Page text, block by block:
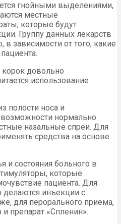
гнойными выделениями,
местные
которые будут
Группу данных лекарств
зависимости от того, какие
довольно
использование
полости носа и
нормально
назальные спреи. Для
средства на основе
и состояния больного в
которые
пациента. Для
инъекции с
для перорального приема,
и препарат «Спленин».